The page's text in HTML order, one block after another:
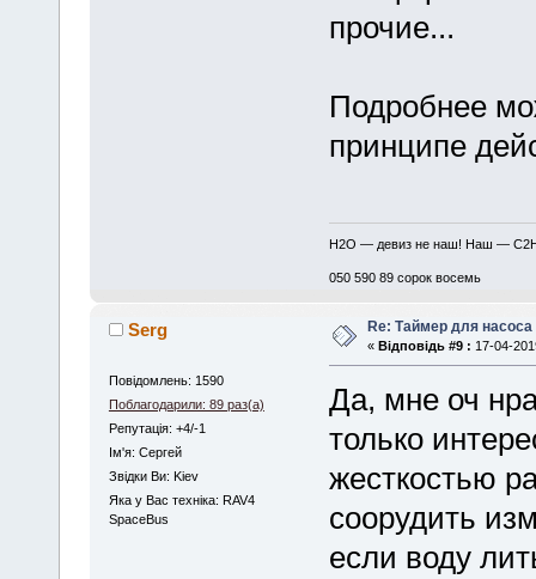
прочие...
Подробнее
принципе
H2O — девиз не наш! Наш —
050 590 89 сорок восемь
Serg
Повідомлень: 1590
Поблагодарили: 89 раз(а)
Репутація: +4/-1
Iм'я: Сергей
Звідки Ви: Kiev
Яка у Вас техніка: RAV4
SpaceBus
Re: Таймер для насоса
« Відповідь #9 : 17-04-
Да, мне оч
только
жесткостью
соорудить
если воду